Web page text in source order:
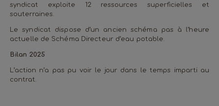
syndicat exploite 12 ressources superficielles et
souterraines.
Le syndicat dispose d’un ancien schéma pas à l’heure
actuelle de Schéma Directeur d’eau potable.
Bilan 2025
L’action n’a pas pu voir le jour dans le temps imparti au
contrat.